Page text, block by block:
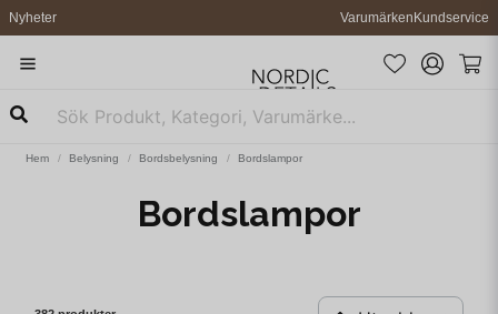
Nyheter VarumärkenKundservice
Hem Belysning Bordsbelysning Bordslampor
Bordslampor